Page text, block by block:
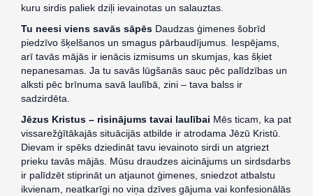
kuru sirdis paliek dziļi ievainotas un salauztas.
Tu neesi viens savās sāpēs Daudzas ģimenes šobrīd
piedzīvo šķelšanos un smagus pārbaudījumus. Iespējams,
arī tavās mājās ir ienācis izmisums un skumjas, kas šķiet
nepanesamas. Ja tu savās lūgšanās sauc pēc palīdzības un
alksti pēc brīnuma savā laulībā, zini – tava balss ir
sadzirdēta.
Jēzus Kristus – risinājums tavai laulībai Mēs ticam, ka pat
vissarežģītākajās situācijās atbilde ir atrodama Jēzū Kristū.
Dievam ir spēks dziedināt tavu ievainoto sirdi un atgriezt
prieku tavās mājās. Mūsu draudzes aicinājums un sirdsdarbs
ir palīdzēt stiprināt un atjaunot ģimenes, sniedzot atbalstu
ikvienam, neatkarīgi no viņa dzīves gājuma vai konfesionālās